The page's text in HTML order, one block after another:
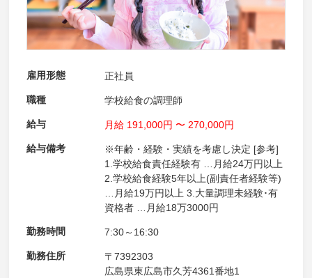
雇用形態 正社員
職種 学校給食の調理師
給与 月給 191,000円 〜 270,000円
給与備考
※年齢・経験・実績を考慮し決定 [参考]
1.学校給食責任経験有 …月給24万円以上
2.学校給食経験5年以上(副責任者経験等)
…月給19万円以上 3.大量調理未経験･有
資格者 …月給18万3000円
勤務時間 7:30～16:30
勤務住所
〒7392303
広島県東広島市久芳4361番地1